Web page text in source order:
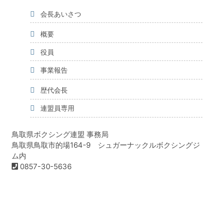
会長あいさつ
概要
役員
事業報告
歴代会長
連盟員専用
鳥取県ボクシング連盟 事務局
鳥取県鳥取市的場164-9 シュガーナックルボクシングジ
ム内
0857-30-5636